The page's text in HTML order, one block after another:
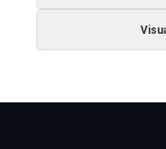
Campobasso n. 224
ANTONIO DI LALLO
Radio Tele Molise